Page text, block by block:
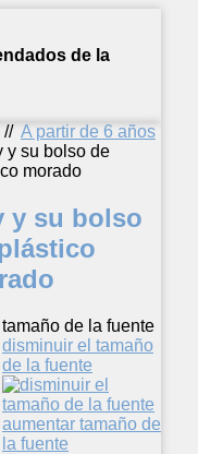
de la
// A partir de 6 años
y su bolso de
morado
y su bolso
tamaño de la fuente
disminuir el tamaño
de la fuente
aumentar tamaño de
la fuente